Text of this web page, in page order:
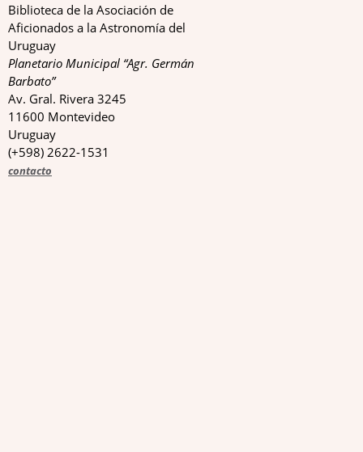
Biblioteca de la Asociación de
Aficionados a la Astronomía del
Uruguay
Planetario Municipal “Agr. Germán
Barbato”
Av. Gral. Rivera 3245
11600 Montevideo
Uruguay
(+598) 2622-1531
contacto